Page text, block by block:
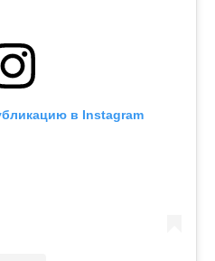
в Instagram